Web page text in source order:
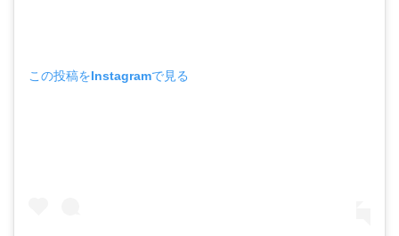
この投稿をInstagramで見る